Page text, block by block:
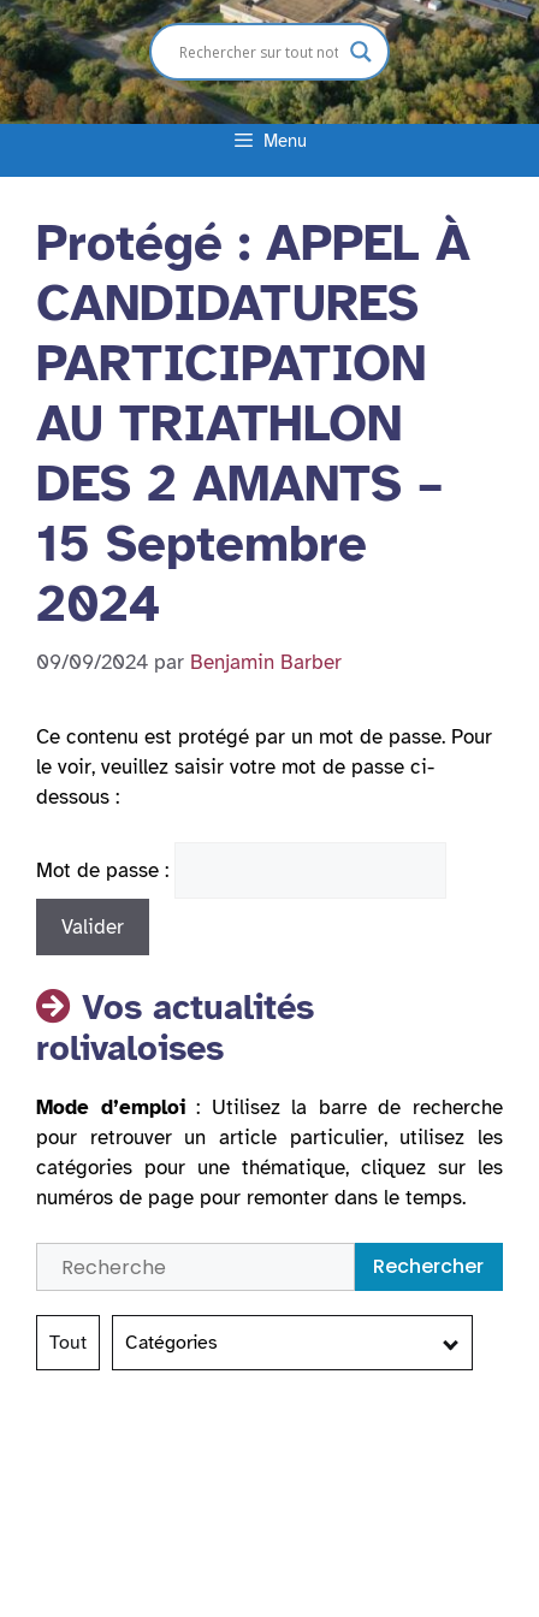
Menu
Protégé : APPEL À
CANDIDATURES
PARTICIPATION
AU TRIATHLON
DES 2 AMANTS –
15 Septembre
2024
09/09/2024 par Benjamin Barber
Ce contenu est protégé par un mot de passe. Pour
le voir, veuillez saisir votre mot de passe ci-
dessous :
Mot de passe :
Vos actualités
rolivaloises
Mode d’emploi: Utilisez la barre de recherche
pour retrouver un article particulier, utilisez les
catégories pour une thématique, cliquez sur les
numéros de page pour remonter dans le temps.
Rechercher
Tout Catégories